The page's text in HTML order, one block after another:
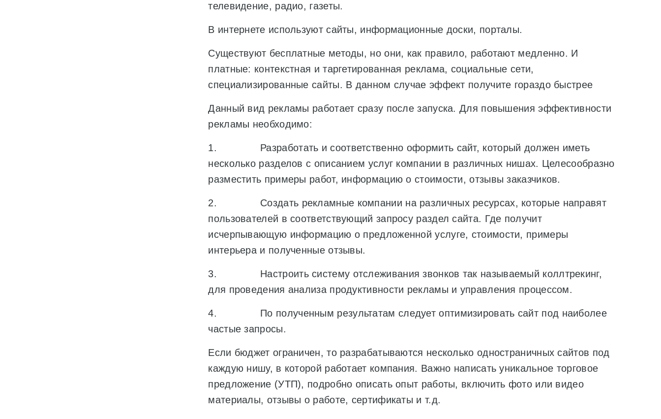
телевидение, радио, газеты.
В интернете используют сайты, информационные доски, порталы.
Существуют бесплатные методы, но они, как правило, работают медленно. И
платные: контекстная и таргетированная реклама, социальные сети,
специализированные сайты. В данном случае эффект получите гораздо быстрее
Данный вид рекламы работает сразу после запуска. Для повышения эффективности
рекламы необходимо:
1. Разработать и соответственно оформить сайт, который должен иметь
несколько разделов с описанием услуг компании в различных нишах. Целесообразно
разместить примеры работ, информацию о стоимости, отзывы заказчиков.
2. Создать рекламные компании на различных ресурсах, которые направят
пользователей в соответствующий запросу раздел сайта. Где получит
исчерпывающую информацию о предложенной услуге, стоимости, примеры
интерьера и полученные отзывы.
3. Настроить систему отслеживания звонков так называемый коллтрекинг,
для проведения анализа продуктивности рекламы и управления процессом.
4. По полученным результатам следует оптимизировать сайт под наиболее
частые запросы.
Если бюджет ограничен, то разрабатываются несколько одностраничных сайтов под
каждую нишу, в которой работает компания. Важно написать уникальное торговое
предложение (УТП), подробно описать опыт работы, включить фото или видео
материалы, отзывы о работе, сертификаты и т.д.